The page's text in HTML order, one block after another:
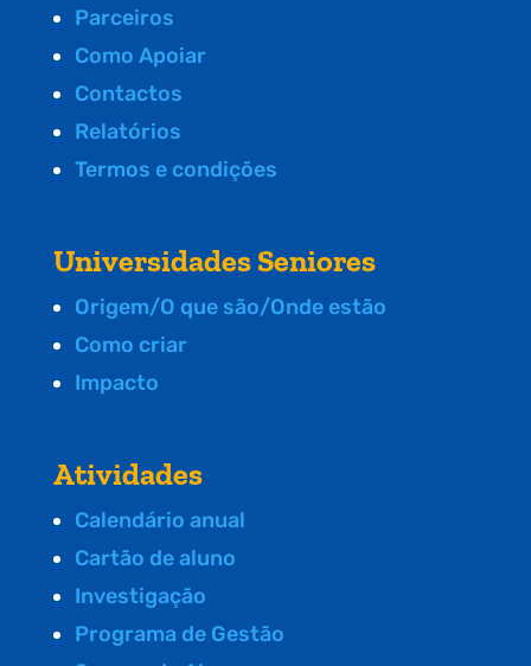
Parceiros
Como Apoiar
Contactos
Relatórios
Termos e condições
Universidades Seniores
Origem/O que são/Onde estão
Como criar
Impacto
Atividades
Calendário anual
Cartão de aluno
Investigação
Programa de Gestão